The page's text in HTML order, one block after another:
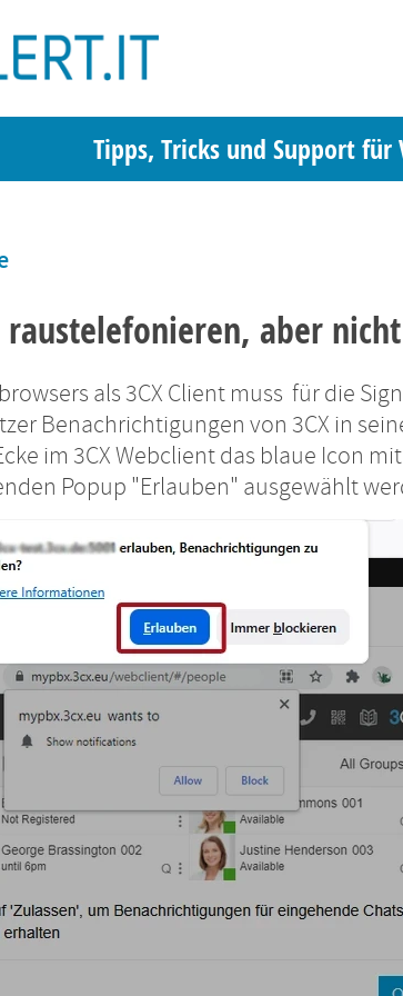
Tipps, Tricks und Support für
raustelefonieren, aber
als 3CX Client muss für die
Benachrichtigungen von 3CX in
im 3CX Webclient das blaue Icon
Popup "Erlauben" ausgewählt